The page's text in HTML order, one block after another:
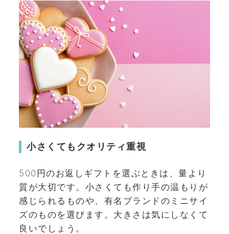
小さくてもクオリティ重視
500円のお返しギフトを選ぶときは、量より
質が大切です。小さくても作り手の温もりが
感じられるものや、有名ブランドのミニサイ
ズのものを選びます。大きさは気にしなくて
良いでしょう。